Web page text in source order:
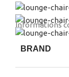
Informations
BRAND